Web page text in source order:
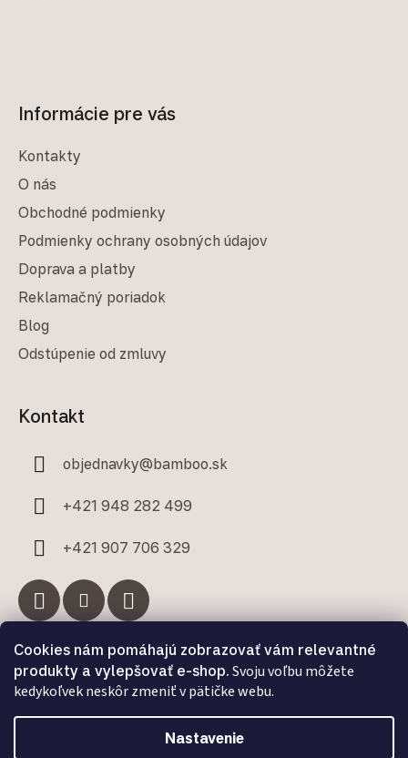
Cookies nám pomáhajú zobrazovať vám relevantné
produkty a vylepšovať e-shop. Svoju voľbu môžete
kedykoľvek neskôr zmeniť v pätičke webu.
Nastavenie
Informácie pre vás
Kontakty
O nás
Obchodné podmienky
Podmienky ochrany osobných údajov
Doprava a platby
Reklamačný poriadok
Blog
Odstúpenie od zmluvy
Kontakt
objednavky@bamboo.sk
+421 948 282 499
+421 907 706 329
Facebook